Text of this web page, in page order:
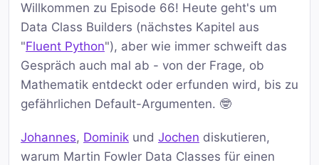
Willkommen zu Episode 66! Heute geht's um
Data Class Builders (nächstes Kapitel aus
"Fluent Python"), aber wie immer schweift das
Gespräch auch mal ab - von der Frage, ob
Mathematik entdeckt oder erfunden wird, bis zu
gefährlichen Default-Argumenten. 🤓
Johannes, Dominik und Jochen diskutieren,
warum Martin Fowler Data Classes für einen